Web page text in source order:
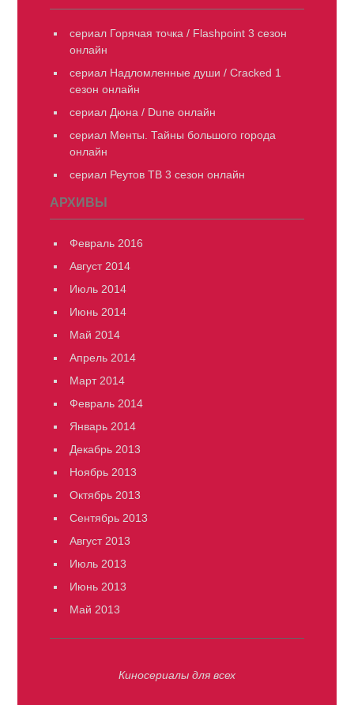
сериал Горячая точка / Flashpoint 3 сезон
онлайн
сериал Надломленные души / Cracked 1
сезон онлайн
сериал Дюна / Dune онлайн
сериал Менты. Тайны большого города
онлайн
сериал Реутов ТВ 3 сезон онлайн
АРХИВЫ
Февраль 2016
Август 2014
Июль 2014
Июнь 2014
Май 2014
Апрель 2014
Март 2014
Февраль 2014
Январь 2014
Декабрь 2013
Ноябрь 2013
Октябрь 2013
Сентябрь 2013
Август 2013
Июль 2013
Июнь 2013
Май 2013
Киносериалы для всех